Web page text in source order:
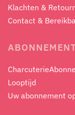
Klachten &
Contact &
Looptijd
Uw abonnement